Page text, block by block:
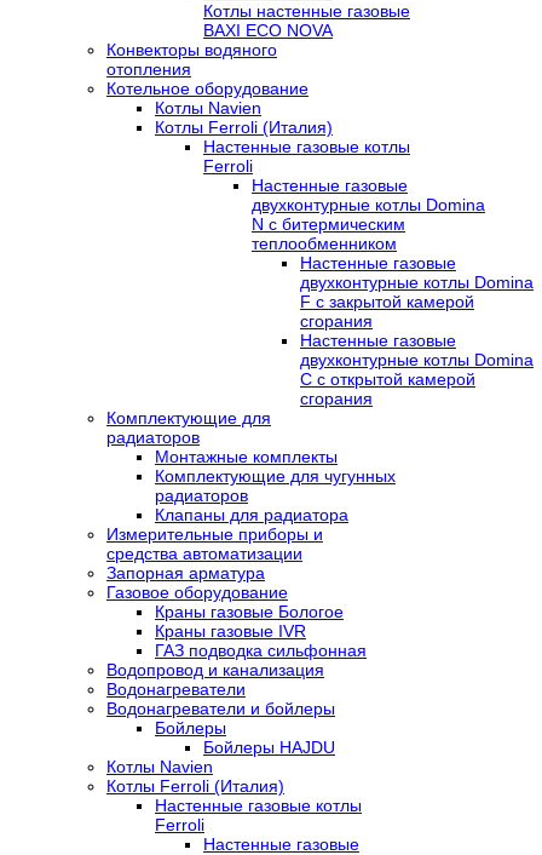
Котлы настенные газовые
BAXI ECO NOVA
Конвекторы водяного
отопления
Котельное оборудование
Котлы Navien
Котлы Ferroli (Италия)
Настенные газовые котлы
Ferroli
Настенные газовые
двухконтурные котлы Domina
N с битермическим
теплообменником
Настенные газовые
двухконтурные котлы Domina
F с закрытой камерой
сгорания
Настенные газовые
двухконтурные котлы Domina
C с открытой камерой
сгорания
Комплектующие для
радиаторов
Монтажные комплекты
Комплектующие для чугунных
радиаторов
Клапаны для радиатора
Измерительные приборы и
средства автоматизации
Запорная арматура
Газовое оборудование
Краны газовые Бологое
Краны газовые IVR
ГАЗ подводка сильфонная
Водопровод и канализация
Водонагреватели
Водонагреватели и бойлеры
Бойлеры
Бойлеры HAJDU
Котлы Navien
Котлы Ferroli (Италия)
Настенные газовые котлы
Ferroli
Настенные газовые